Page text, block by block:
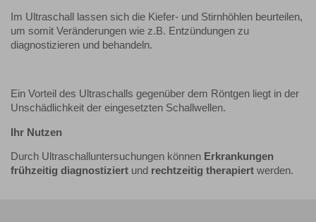
Im Ultraschall lassen sich die Kiefer- und Stirnhöhlen beurteilen,
um somit Veränderungen wie z.B. Entzündungen zu
diagnostizieren und behandeln.
Ein Vorteil des Ultraschalls gegenüber dem Röntgen liegt in der
Unschädlichkeit der eingesetzten Schallwellen.
Ihr Nutzen
Durch Ultraschalluntersuchungen können Erkrankungen
frühzeitig diagnostiziert und rechtzeitig therapiert werden.